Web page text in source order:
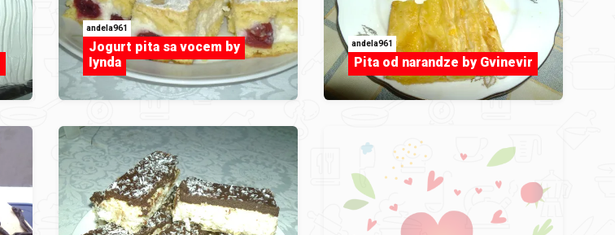
andela961
Jogurt pita sa vocem by
Iynda
andela961
Pita od narandze by Gvinevir